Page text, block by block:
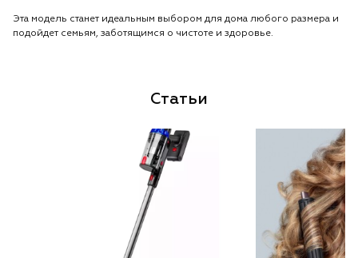
Эта модель станет идеальным выбором для дома любого размера и
подойдет семьям, заботящимся о чистоте и здоровье.
Статьи